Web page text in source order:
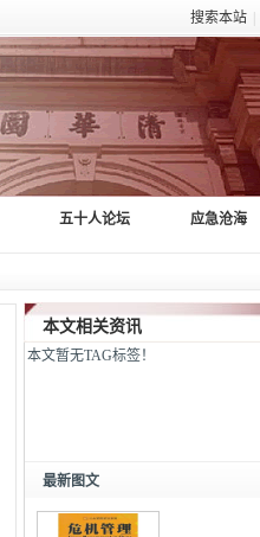
搜索本站
五十人论坛 应急沧海
本文相关资讯
本文暂无TAG标签！
最新图文